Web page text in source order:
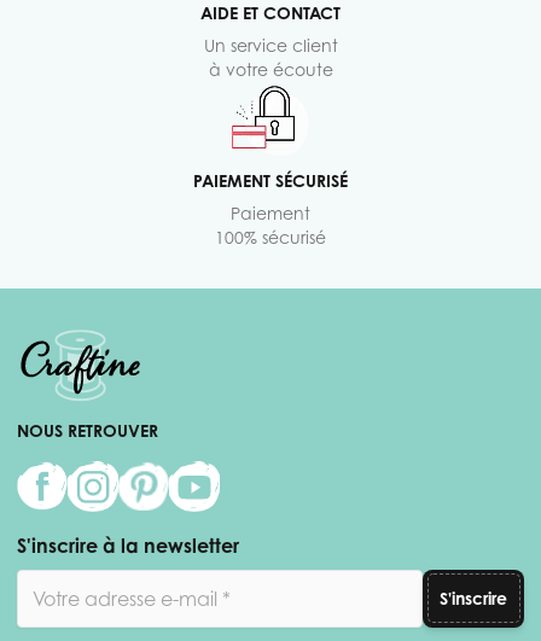
AIDE ET CONTACT
Un service client
à votre écoute
PAIEMENT SÉCURISÉ
Paiement
100% sécurisé
NOUS RETROUVER
S'inscrire à la newsletter
S'inscrire